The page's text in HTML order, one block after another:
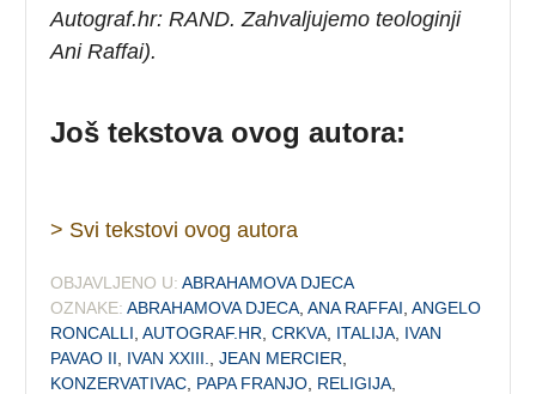
Autograf.hr: RAND. Zahvaljujemo teologinji
Ani Raffai).
Još tekstova ovog autora:
> Svi tekstovi ovog autora
OBJAVLJENO U: ABRAHAMOVA DJECA
OZNAKE: ABRAHAMOVA DJECA ,ANA RAFFAI ,ANGELO
RONCALLI ,AUTOGRAF.HR ,CRKVA ITALIJA IVAN
PAVAO II
IVAN XXIII. ,JEAN MERCIER
KONZERVATIVAC PAPA FRANJO RELIGIJA